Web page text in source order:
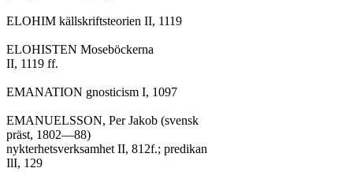
ELOHIM källskriftsteorien II, 1119
ELOHISTEN Moseböckerna
II, 1119 ff.
EMANATION gnosticism I, 1097
EMANUELSSON, Per Jakob (svensk
präst, 1802—88)
nykterhetsverksamhet II, 812f.; predikan
IlI, 129